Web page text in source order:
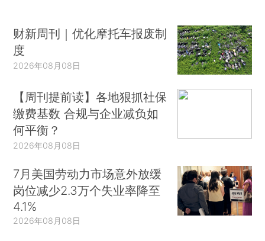
财新周刊｜优化摩托车报废制
度
2026年08月08日
【周刊提前读】各地狠抓社保
缴费基数 合规与企业减负如
何平衡？
2026年08月08日
7月美国劳动力市场意外放缓
岗位减少2.3万个失业率降至
4.1%
2026年08月08日